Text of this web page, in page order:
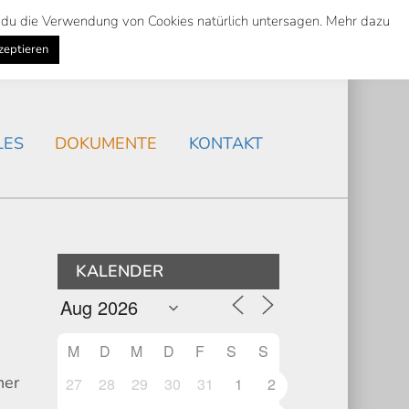
Suche
Search
AKTUELLES
DOKUMENTE KONTAKT
KALENDER
M D M D F S
S
27
28 29 30 31 1
2
die Verwendung von Cookies natürlich untersagen. Mehr dazu